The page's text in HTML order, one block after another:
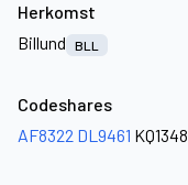
Herkomst
Billund
BLL
Codeshares
AF8322 DL9461 KQ1348